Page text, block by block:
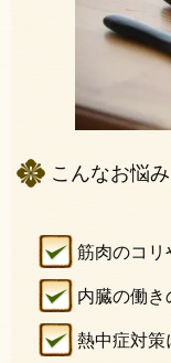
こんなお悩
筋肉のコリ
内臓の働き
熱中症対策